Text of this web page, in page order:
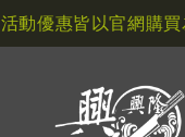
惠皆以官網購買為